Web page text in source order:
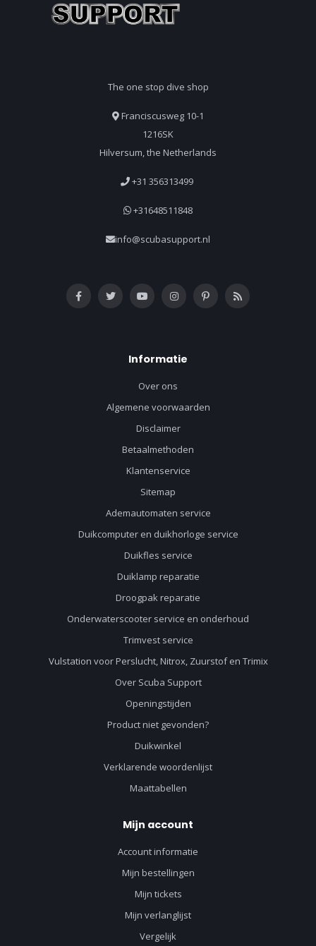
The one stop dive shop
Franciscusweg 10-1
1216SK
Hilversum, the Netherlands
+31 356313499
+31648511848
info@scubasupport.nl
Informatie
Over ons
Algemene voorwaarden
Disclaimer
Betaalmethoden
Klantenservice
Sitemap
Ademautomaten service
Duikcomputer en duikhorloge service
Duikfles service
Duiklamp reparatie
Droogpak reparatie
Onderwaterscooter service en onderhoud
Trimvest service
Vulstation voor Perslucht, Nitrox, Zuurstof en Trimix
Over Scuba Support
Openingstijden
Product niet gevonden?
Duikwinkel
Verklarende woordenlijst
Maattabellen
Mijn account
Account informatie
Mijn bestellingen
Mijn tickets
Mijn verlanglijst
Vergelijk